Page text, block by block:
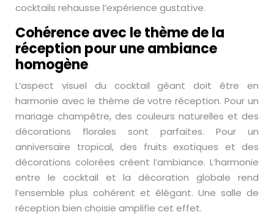
cocktails rehausse l’expérience gustative.
Cohérence avec le thème de la
réception pour une ambiance
homogène
L’aspect visuel du cocktail géant doit être en
harmonie avec le thème de votre réception. Pour un
mariage champêtre, des couleurs naturelles et des
décorations florales sont parfaites. Pour un
anniversaire tropical, des fruits exotiques et des
décorations colorées créent l’ambiance. L’harmonie
entre le cocktail et la décoration globale rend
l’ensemble plus cohérent et élégant. Une salle de
réception bien choisie amplifie cet effet.